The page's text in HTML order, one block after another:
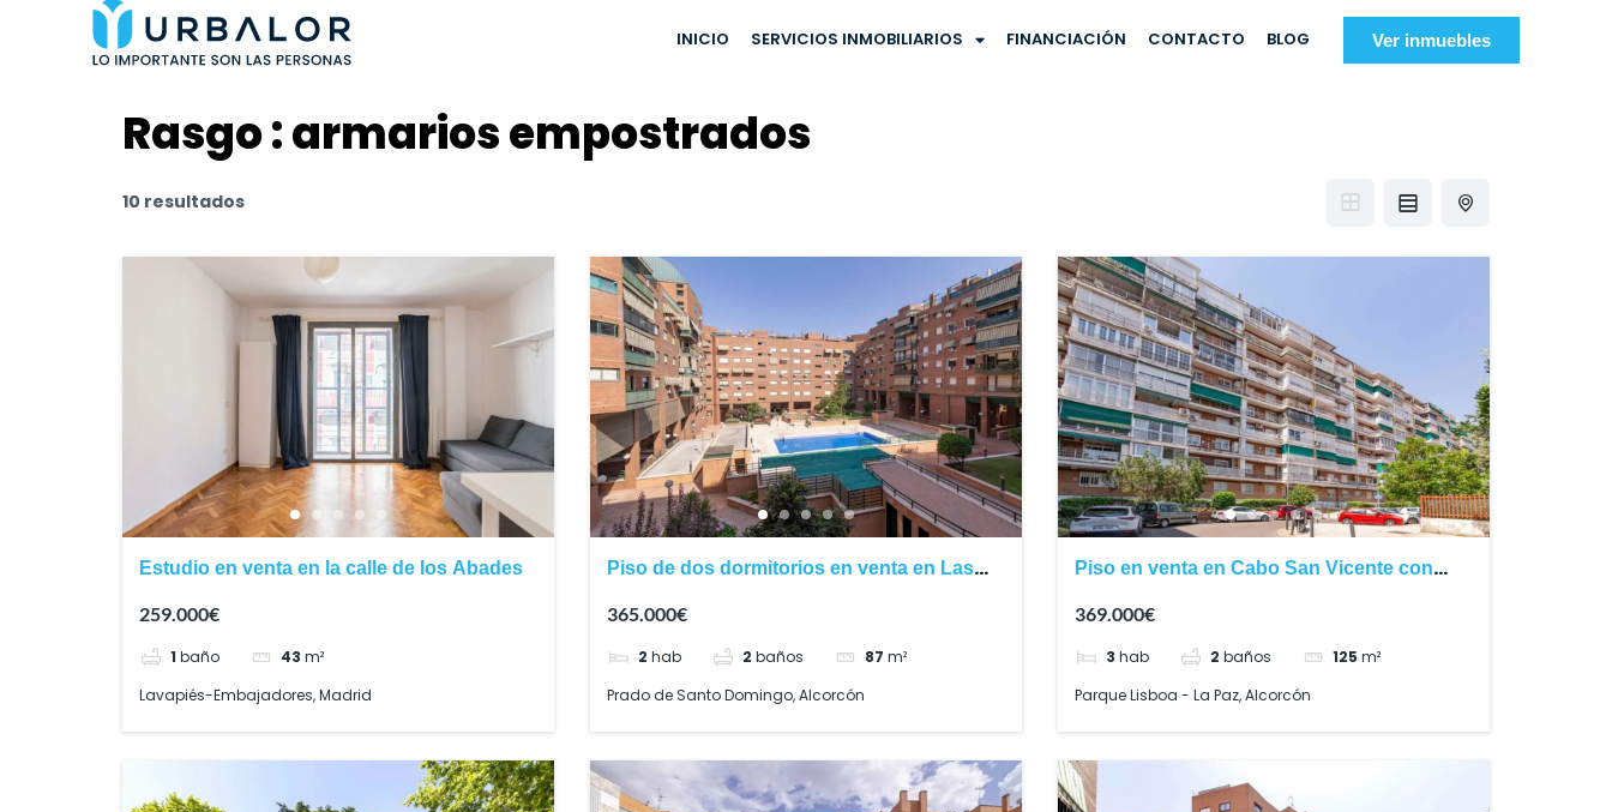
INICIO SERVICIOS INMOBILIARIOS FINANCIACIÓN CONTACTO BLOG Ver inmuebles
Rasgo :armarios empostrados
10 resultados
Estudio en venta en la calle de los Abades
259.000€
1 baño 43 m²
Lavapiés-Embajadores, Madrid
Piso de dos dormitorios en venta en Las
365.000€
2 hab 2 baños 87 m²
Prado de Santo Domingo, Alcorcón
Piso en venta en Cabo San Vicente con
369.000€
3 hab 2 baños 125 m²
Parque Lisboa - La Paz, Alcorcón